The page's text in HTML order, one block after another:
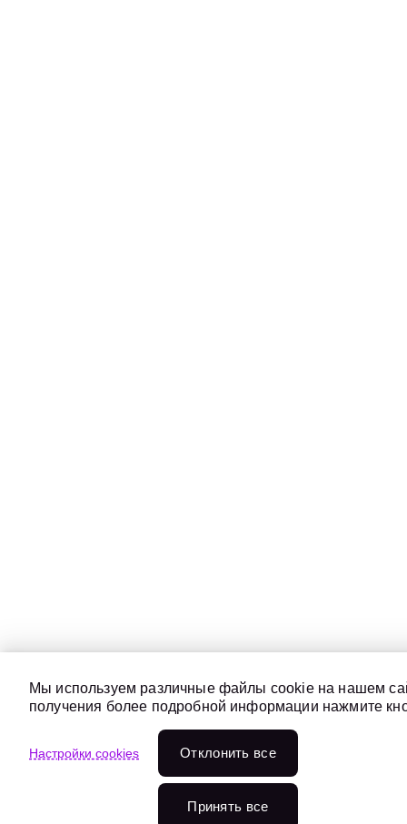
Мы используем различные файлы cookie на нашем
получения более подробной информации нажмите
Настройки cookies Отклонить всe
Принять все